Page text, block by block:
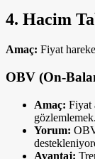
4. Hacim
Amaç: Fiyat
OBV (On-
Amaç: Fiyat
gözlemlemek.
Yorum:
Avantaj: